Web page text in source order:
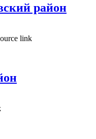
район
link